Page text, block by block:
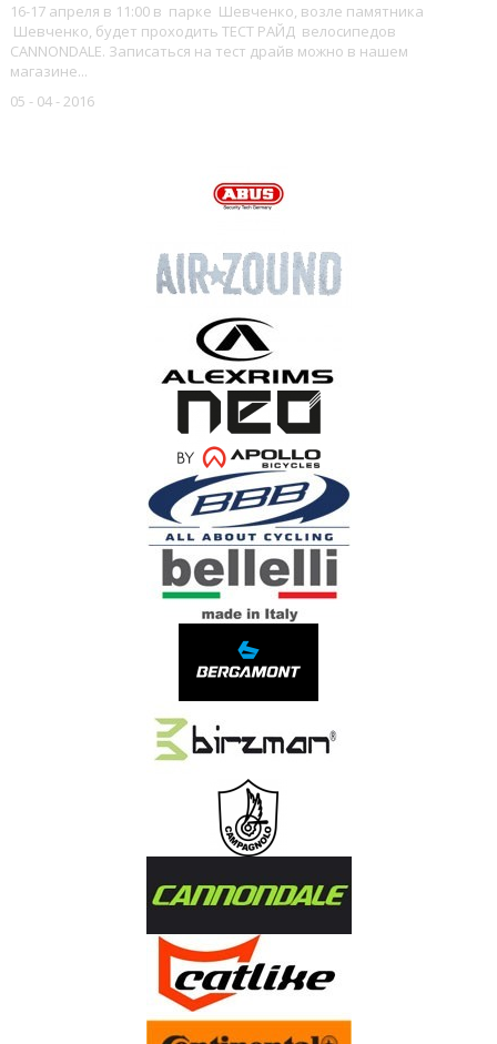
16-17 апреля в 11:00 в парке Шевченко, возле памятника
Шевченко, будет проходить ТЕСТ РАЙД велосипедов
CANNONDALE. Записаться на тест драйв можно в нашем
магазине...
05 - 04 - 2016